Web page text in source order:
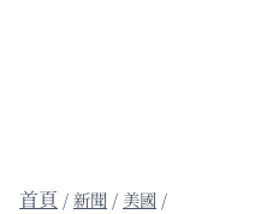
/新聞 / 美國 /